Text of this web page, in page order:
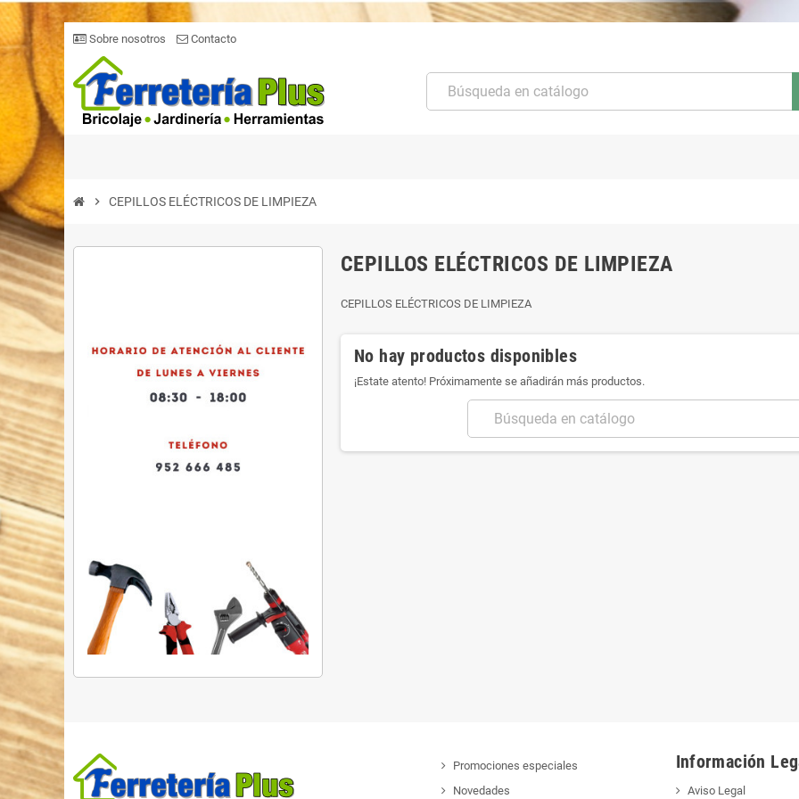
Sobre nosotros Contacto
chevron_right CEPILLOS ELÉCTRICOS DE LIMPIEZA
CEPILLOS ELÉCTRICOS DE LIMPIEZA
CEPILLOS ELÉCTRICOS DE LIMPIEZA
No hay productos disponibles
¡Estate atento! Próximamente se añadirán más productos.
Promociones especiales
Novedades
Información
Aviso Legal